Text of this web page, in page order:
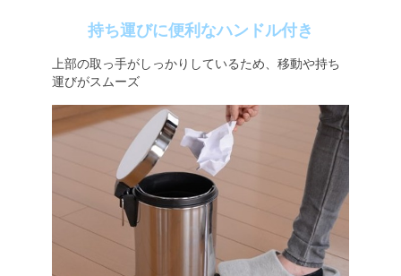
持ち運びに便利なハンドル付き
上部の取っ手がしっかりしているため、移動や持ち
運びがスムーズ